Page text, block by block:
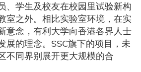
、学生及校友在校园里试验新构
室之外。相比实验室环境，在实
意念，有利大学向香港各界人士
展的理念。SSC旗下的项目，未
不同界别展开更大规模的合